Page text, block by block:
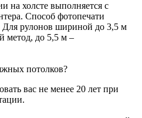
на холсте выполняется с
Способ фотопечати
рулонов шириной до 3,5 м
метод, до 5,5 м –
потолков?
вас не менее 20 лет при